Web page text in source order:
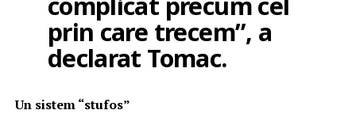
prin care trecem”, a
declarat Tomac.
Un sistem “stufos”